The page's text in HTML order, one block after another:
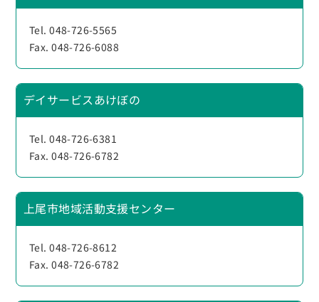
Tel. 048-726-5565
Fax. 048-726-6088
デイサービスあけぼの
Tel. 048-726-6381
Fax. 048-726-6782
上尾市地域活動支援センター
Tel. 048-726-8612
Fax. 048-726-6782